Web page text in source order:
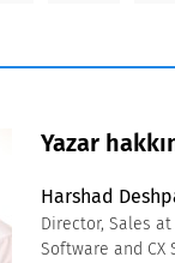
Yazar
Harshad
Director, Sales
Software and CX